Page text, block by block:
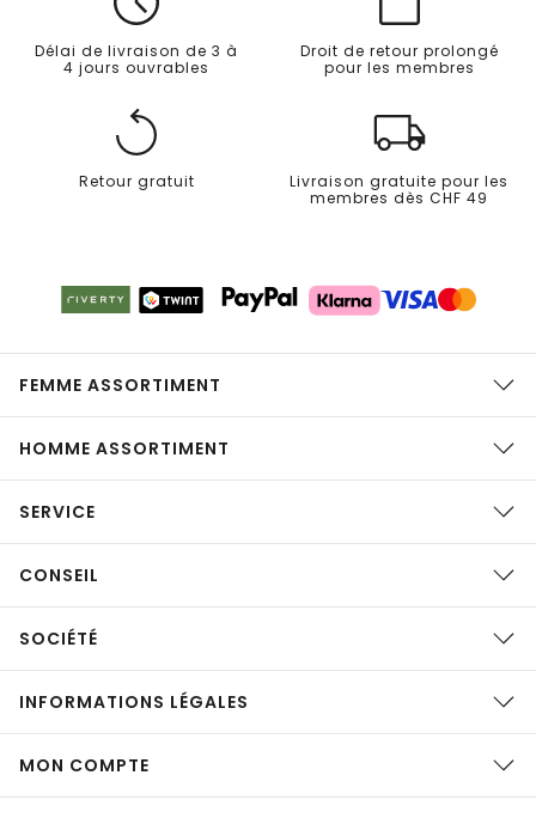
Délai de livraison de 3 à
4 jours ouvrables
Droit de retour prolongé
pour les membres
Retour gratuit
Livraison gratuite pour les
membres dès CHF 49
FEMME ASSORTIMENT
HOMME ASSORTIMENT
SERVICE
CONSEIL
SOCIÉTÉ
INFORMATIONS LÉGALES
MON COMPTE